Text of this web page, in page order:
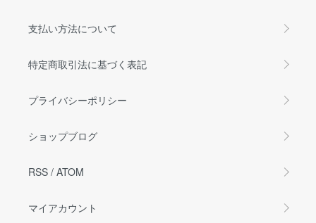
支払い方法について
特定商取引法に基づく表記
プライバシーポリシー
ショップブログ
RSS / ATOM
マイアカウント